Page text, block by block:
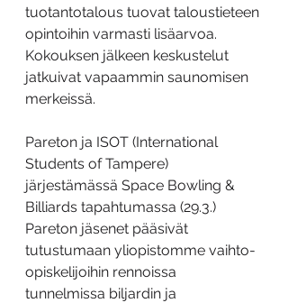
tuotantotalous tuovat taloustieteen
opintoihin varmasti lisäarvoa.
Kokouksen jälkeen keskustelut
jatkuivat vapaammin saunomisen
merkeissä.
Pareton ja ISOT (International
Students of Tampere)
järjestämässä Space Bowling &
Billiards tapahtumassa (29.3.)
Pareton jäsenet pääsivät
tutustumaan yliopistomme vaihto-
opiskelijoihin rennoissa
tunnelmissa biljardin ja